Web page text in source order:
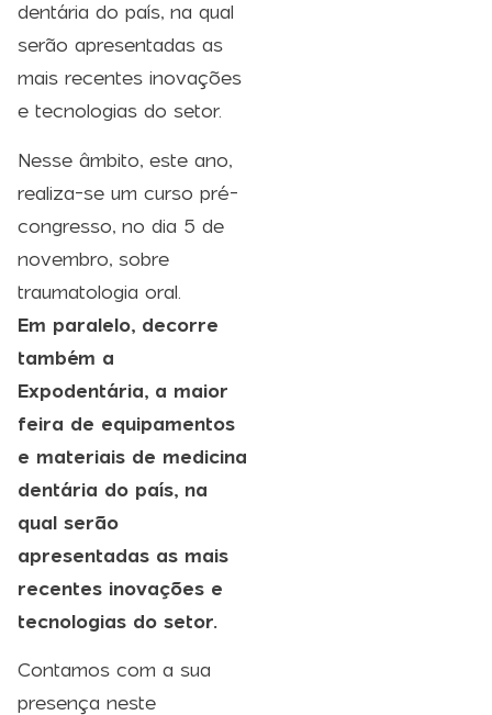
dentária do país, na qual
serão apresentadas as
mais recentes inovações
e tecnologias do setor.
Nesse âmbito, este ano,
realiza-se um curso pré-
congresso, no dia 5 de
novembro, sobre
traumatologia oral.
Em paralelo, decorre
também a
Expodentária, a maior
feira de equipamentos
e materiais de medicina
dentária do país, na
qual serão
apresentadas as mais
recentes inovações e
tecnologias do setor.
Contamos com a sua
presença neste